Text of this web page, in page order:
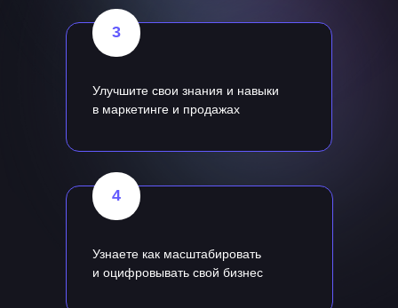
Узнаете как масштабировать
и оцифровывать свой бизнес
4
Улучшите свои знания и навыки
в маркетинге и продажах
3